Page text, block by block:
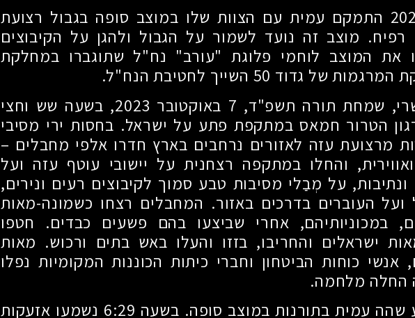
בסוף אוגוסט 2023 התמקם עמית עם הצוות שלו במוצב סופה בגבול רצועת
מוצב זה נועד לשמור על הגבול ולהגן על הקיבוצים
את המוצב לוחמי פלוגת "עורב" נח"ל שתוגברו במחלקת
גדוד 50 השייך לחטיבת הנח"ל.
בשבת כ"ב בתשרי, שמחת תורה תשפ"ד, 7 באוקטובר 2023, בשעה שש וחצי
הטרור חמאס במתקפת פתע על ישראל. בחסות ירי מסיבי
מרצועת עזה לאזורים נרחבים בארץ חדרו אלפי מחבלים –
והחלו במתקפה רצחנית על יישובי עוטף עזה ועל
על מְבַלי מסיבות טבע סמוך לקיבוצים רעים ונירים,
העוברים בדרכים באזור. המחבלים רצחו כשמונה-מאות
במכוניותיהם, אחרי שביצעו בהם פשעים כבדים. חטפו
ישראלים והחריבו, בזזו והעלו באש בתים ורכוש. מאות
אנשי כוחות הביטחון וחברי כיתות הכוננות המקומיות נפלו
החלה מלחמה.
באותו סוף שבוע שהה עמית בתורנות במוצב סופה. בשעה 6:29 נשמעו אזעקות